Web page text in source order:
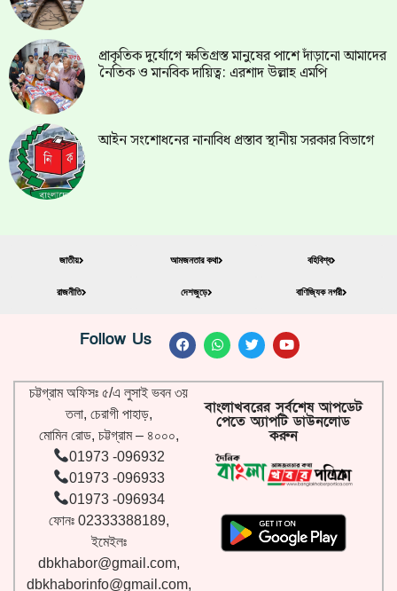
প্রাকৃতিক দুর্যোগে ক্ষতিগ্রস্ত মানুষের পাশে দাঁড়ানো আমাদের
নৈতিক ও মানবিক দায়িত্ব: এরশাদ উল্লাহ এমপি
আইন সংশোধনের নানাবিধ প্রস্তাব স্থানীয় সরকার বিভাগে
জাতীয়
রাজনীতি
আমজনতার কথা
দেশজুড়ে
বহিবিশ্ব
বাণিজ্যিক নগরী
Follow Us
চট্টগ্রাম অফিসঃ ৫/এ লুসাই ভবন ৩য়
তলা, চেরাগী পাহাড়,
মোমিন রোড, চট্টগ্রাম – ৪০০০,
01973 -096932
01973 -096933
01973 -096934
ফোনঃ 02333388189,
ইমেইলঃ
dbkhabor@gmail.com,
dbkhaborinfo@gmail.com,
বাংলাখবরের সর্বশেষ আপডেট
পেতে অ্যাপটি ডাউনলোড
করুন